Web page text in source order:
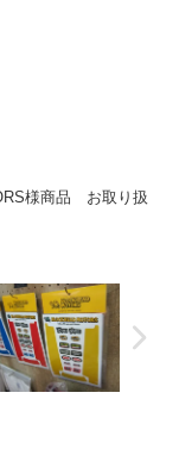
様商品 お取り扱